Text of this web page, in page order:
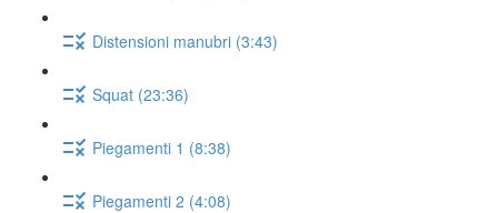
Distensioni manubri (3:43)
Squat (23:36)
Piegamenti 1 (8:38)
Piegamenti 2 (4:08)